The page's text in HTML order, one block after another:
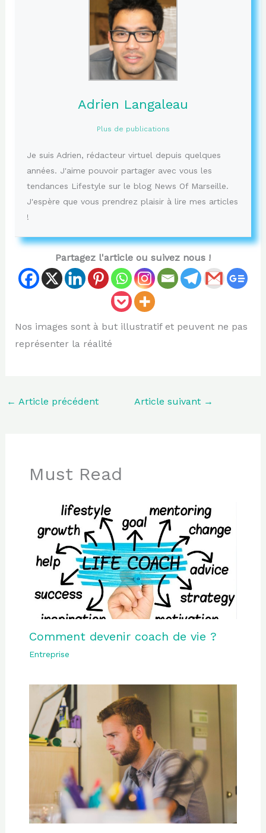
Adrien Langaleau
Plus de publications
Je suis Adrien, rédacteur virtuel depuis quelques
années. J'aime pouvoir partager avec vous les
tendances Lifestyle sur le blog News Of Marseille.
J'espère que vous prendrez plaisir à lire mes articles
!
Partagez l'article ou suivez nous !
Nos images sont à but illustratif et peuvent ne pas
représenter la réalité
← Article précédent Article suivant →
Must Read
Comment devenir coach de vie ?
Entreprise